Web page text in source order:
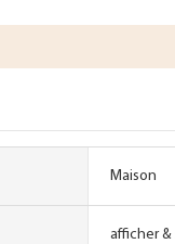
Maison
afficher